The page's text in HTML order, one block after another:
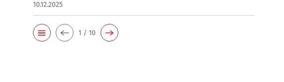
10.12.2025
1 / 10